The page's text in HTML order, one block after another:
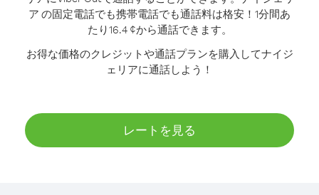
ア の固定電話でも携帯電話でも通話料は格安！1分間あ
たり16.4 ¢から通話できます。
お得な価格のクレジットや通話プランを購入してナイジ
ェリアに通話しよう！
レートを見る